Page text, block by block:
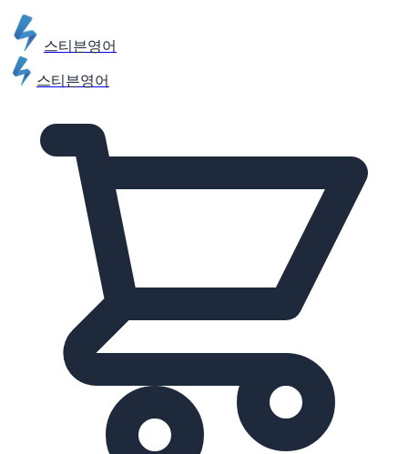
스티븐영어
스티븐영어